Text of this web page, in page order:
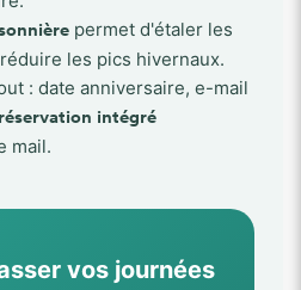
permet d'étaler les
les pics hivernaux.
: date anniversaire, e-mail
intégré
mail.
vos journées